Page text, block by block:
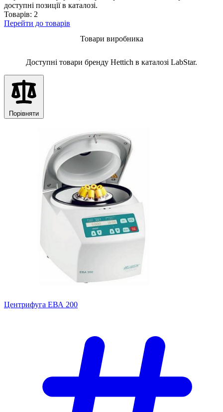
доступні позиції в каталозі.
Товарів: 2
Перейти до товарів
Товари виробника
Доступні товари бренду Hettich в каталозі LabStar.
Порівняти
Центрифуга ЕВА 200